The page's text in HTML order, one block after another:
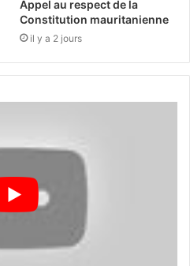
Appel au respect de la
Constitution mauritanienne
il y a 2 jours